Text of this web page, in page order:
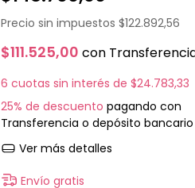
Precio sin impuestos $122.892,56
$111.525,00 con
6 cuotas sin interés de $24.783,33
25% de descuento pagando con
Transferencia o depósito bancario
Ver más detalles
Envío gratis